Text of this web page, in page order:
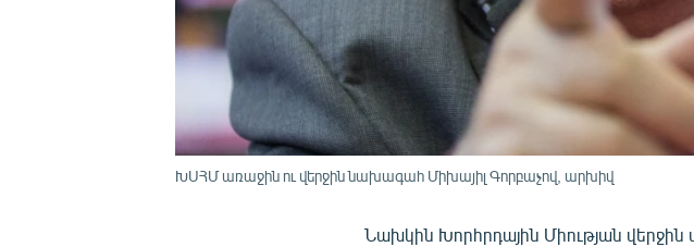
ԽՍՀՄ առաջին ու վերջին նախագահ Միխայիլ Գորբաչով, արխիվ
Նախկին Խորհրդային Միության վերջին